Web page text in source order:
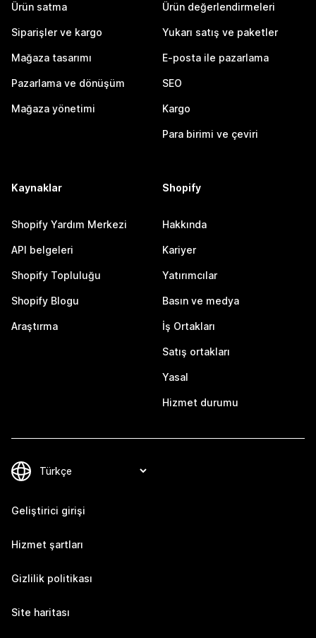
Ürün satma
Siparişler ve kargo
Mağaza tasarımı
Pazarlama ve dönüşüm
Mağaza yönetimi
Ürün değerlendirmeleri
Yukarı satış ve paketler
E-posta ile pazarlama
SEO
Kargo
Para birimi ve çeviri
Kaynaklar
Shopify Yardım Merkezi
API belgeleri
Shopify Topluluğu
Shopify Blogu
Araştırma
Shopify
Hakkında
Kariyer
Yatırımcılar
Basın ve medya
İş Ortakları
Satış ortakları
Yasal
Hizmet durumu
Geliştirici girişi
Hizmet şartları
Gizlilik politikası
Site haritası